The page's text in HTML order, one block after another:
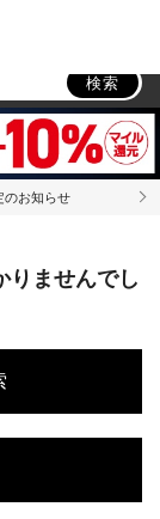
検索
のお知らせ
りませんでし